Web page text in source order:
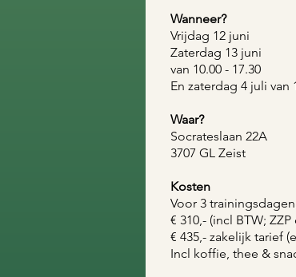
Wanneer?
Vrijdag 12 juni
Zaterdag 13 juni
van 10.00 - 17.30
En zaterdag 4 juli van
Waar?
Socrateslaan 22A
3707 GL Zeist
Kosten
Voor 3
€ 310,- (incl BTW;
€ 435,- zakelijk tarief
Incl koffie, thee &